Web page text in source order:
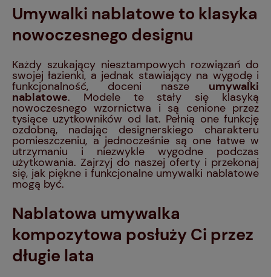
Umywalki nablatowe to klasyka
nowoczesnego designu
Każdy szukający niesztampowych rozwiązań do
swojej łazienki, a jednak stawiający na wygodę i
funkcjonalność, doceni nasze umywalki
nablatowe. Modele te stały się klasyką
nowoczesnego wzornictwa i są cenione przez
tysiące użytkowników od lat. Pełnią one funkcję
ozdobną, nadając designerskiego charakteru
pomieszczeniu, a jednocześnie są one łatwe w
utrzymaniu i niezwykle wygodne podczas
użytkowania. Zajrzyj do naszej oferty i przekonaj
się, jak piękne i funkcjonalne umywalki nablatowe
mogą być.
Nablatowa umywalka
kompozytowa posłuży Ci przez
długie lata